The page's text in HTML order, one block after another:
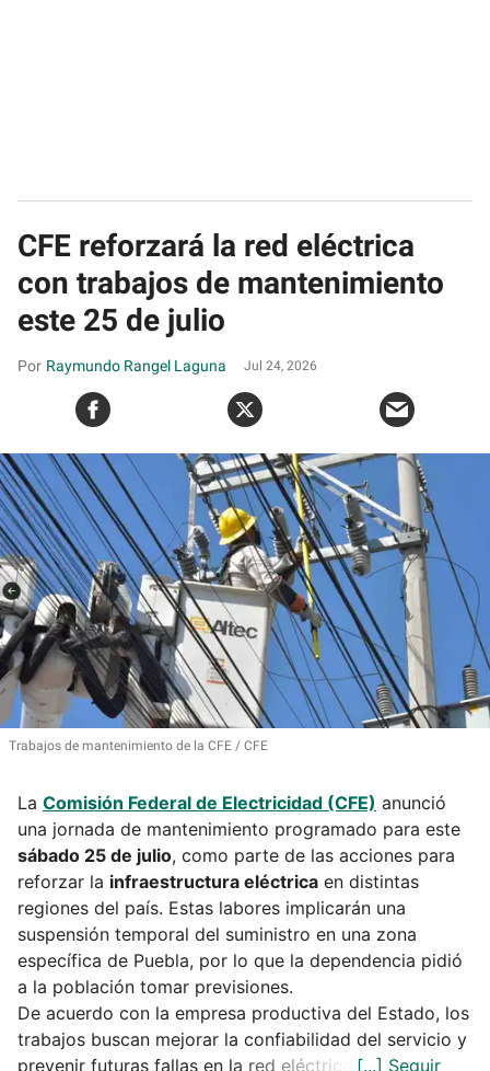
CFE reforzará la red eléctrica
con trabajos de mantenimiento
este 25 de julio
Raymundo Rangel Laguna Jul 24, 2026
Trabajos de mantenimiento de la CFE CFE
La Comisión Federal de Electricidad (CFE) anunció
una jornada de mantenimiento programado para este
sábado 25 de julio, como parte de las acciones para
reforzar la infraestructura eléctrica en distintas
regiones del país. Estas labores implicarán una
suspensión temporal del suministro en una zona
específica de Puebla, por lo que la dependencia pidió
a la población tomar previsiones.
De acuerdo con la empresa productiva del Estado, los
trabajos buscan mejorar la confiabilidad del servicio y
prevenir futuras fallas en la red eléctrica.